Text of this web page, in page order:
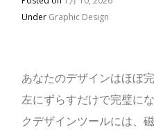
Under Graphic Design
あなたのデザインはほぼ
左にずらすだけで完璧に
クデザインツールには、